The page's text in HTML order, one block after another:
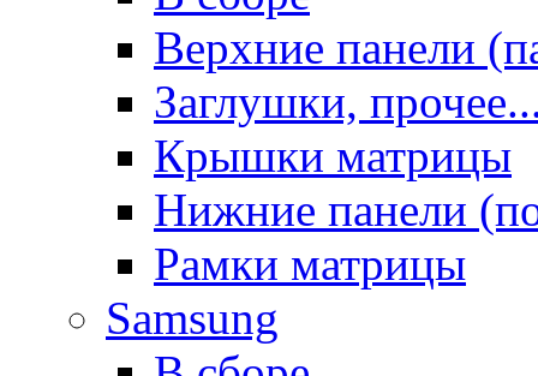
Верхние панели
Заглушки,
Крышки матрицы
Нижние панели
Рамки матрицы
Samsung